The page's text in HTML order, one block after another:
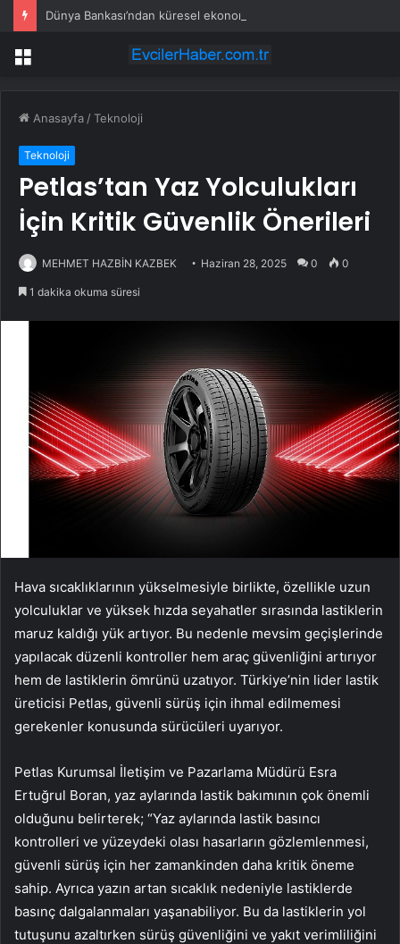
Dünya Bankası’ndan küresel ekonomik kriz uyarısı
Menü
Anasayfa /Teknoloji
Teknoloji
Petlas’tan Yaz Yolculukları
İçin Kritik Güvenlik Önerileri
MEHMET HAZBİN KAZBEK Haziran 28, 2025 0 0
1 dakika okuma süresi
Hava sıcaklıklarının yükselmesiyle birlikte, özellikle uzun
yolculuklar ve yüksek hızda seyahatler sırasında lastiklerin
maruz kaldığı yük artıyor. Bu nedenle mevsim geçişlerinde
yapılacak düzenli kontroller hem araç güvenliğini artırıyor
hem de lastiklerin ömrünü uzatıyor. Türkiye’nin lider lastik
üreticisi Petlas, güvenli sürüş için ihmal edilmemesi
gerekenler konusunda sürücüleri uyarıyor.
Petlas Kurumsal İletişim ve Pazarlama Müdürü Esra
Ertuğrul Boran, yaz aylarında lastik bakımının çok önemli
olduğunu belirterek; “Yaz aylarında lastik basıncı
kontrolleri ve yüzeydeki olası hasarların gözlemlenmesi,
güvenli sürüş için her zamankinden daha kritik öneme
sahip. Ayrıca yazın artan sıcaklık nedeniyle lastiklerde
basınç dalgalanmaları yaşanabiliyor. Bu da lastiklerin yol
tutuşunu azaltırken sürüş güvenliğini ve yakıt verimliliğini